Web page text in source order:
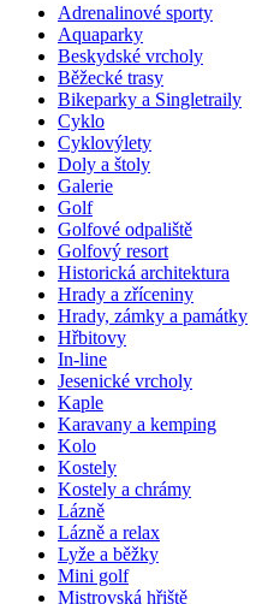
Adrenalinové sporty
Aquaparky
Beskydské vrcholy
Běžecké trasy
Bikeparky a Singletraily
Cyklo
Cyklovýlety
Doly a štoly
Galerie
Golf
Golfové odpaliště
Golfový resort
Historická architektura
Hrady a zříceniny
Hrady, zámky a památky
Hřbitovy
In-line
Jesenické vrcholy
Kaple
Karavany a kemping
Kolo
Kostely
Kostely a chrámy
Lázně
Lázně a relax
Lyže a běžky
Mini golf
Mistrovská hřiště